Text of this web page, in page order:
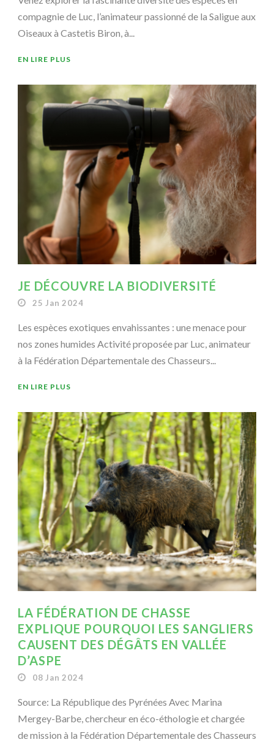
compagnie de Luc, l’animateur passionné de la Saligue aux
Oiseaux à Castetis Biron, à...
EN LIRE PLUS
JE DÉCOUVRE LA BIODIVERSITÉ
25 Jan 2024
Les espèces exotiques envahissantes : une menace pour
nos zones humides Activité proposée par Luc, animateur
à la Fédération Départementale des Chasseurs...
EN LIRE PLUS
LA FÉDÉRATION DE CHASSE
EXPLIQUE POURQUOI LES SANGLIERS
CAUSENT DES DÉGÂTS EN VALLÉE
D’ASPE
08 Jan 2024
Source: La République des Pyrénées Avec Marina
Mergey-Barbe, chercheur en éco-éthologie et chargée
de mission à la Fédération Départementale des Chasseurs